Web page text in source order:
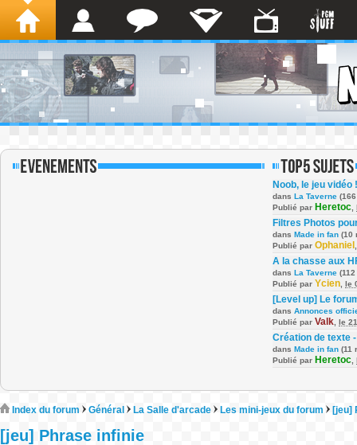
Noob, le jeu vidéo !
dans La Taverne
Publié par Heretoc
Filtres Photos
dans Made in fan (10
Publié par Ophaniel
A la chasse aux
dans La Taverne
Publié par Ycien le
[Level up] Le
dans Annonces
Publié par Valk le
Création de texte
dans Made in fan (11
Publié par Heretoc
Index du forum Général La Salle d'arcade Les mini-jeux du forum [jeu]
[jeu] Phrase infinie